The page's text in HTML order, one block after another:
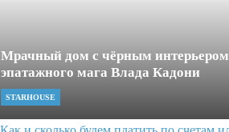
Мрачный дом с чёрным интерьером
эпатажного мага Влада Кадони
STARHOUSE